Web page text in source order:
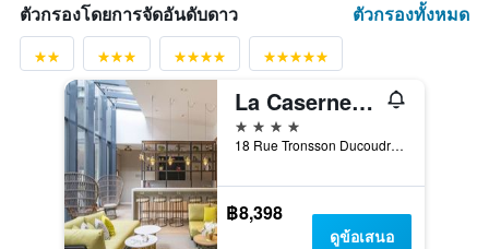
ตัวกรองโดยการจัดอันดับดาว ตัวกรองทั้งหมด
La Caserne Chanzy Hotel & Spa, Autograph Collection
4 ดาว
18 Rue Tronsson Ducoudray, แร็งส์, มาร์น, ฝรั่งเศส
฿8,398
ดูข้อเสนอ